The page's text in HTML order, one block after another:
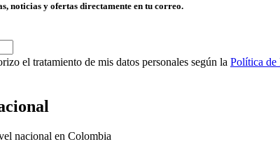
noticias y ofertas directamente en tu correo.
el tratamiento de mis datos personales según la Política de
nacional en Colombia